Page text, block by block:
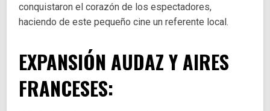
conquistaron el corazón de los espectadores,
haciendo de este pequeño cine un referente local.
EXPANSIÓN AUDAZ Y AIRES
FRANCESES: